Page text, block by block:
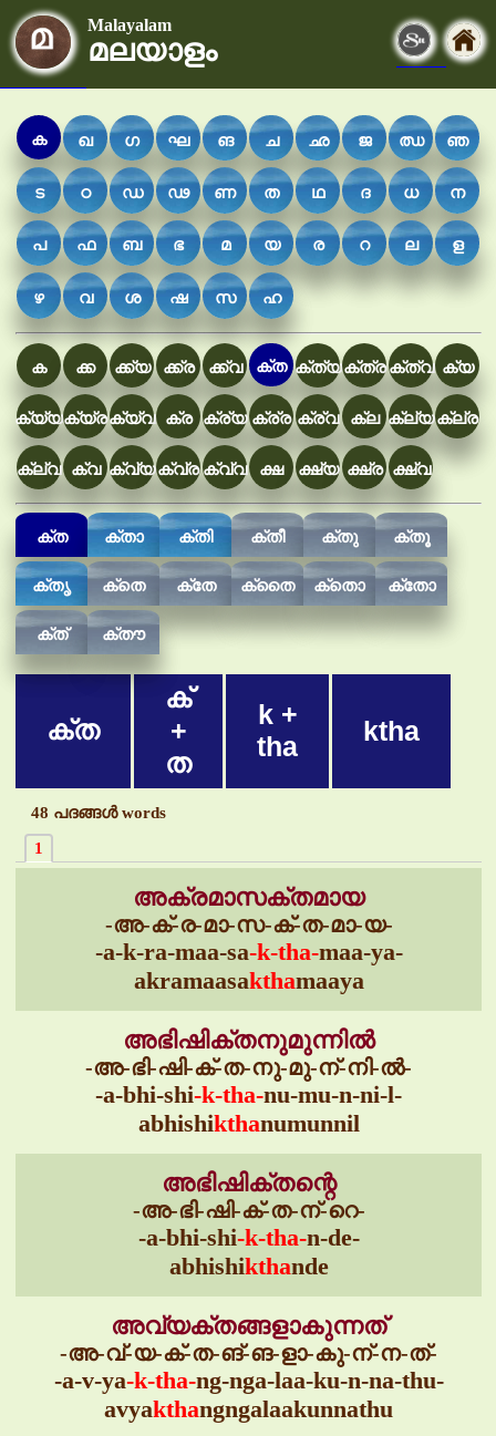
Malayalam
മലയാളം
ക ഖ ഗ ഘ ങ ച ഛ ജ ഝ ഞ
ട ഠ ഡ ഢ ണ ത ഥ ദ ധ ന
പ ഫ ബ ഭ മ യ ര റ ല ള
ഴ വ ശ ഷ സ ഹ
ക ക്ക ക്ക്യ ക്ക്ര ക്ക്വ ക്ത ക്ത്യക്ത്രക്ത്വ ക്യ
ക്യ്യക്യ്രക്യ്വ ക്ര ക്ര്യ ക്ര്ര ക്ര്വ ക്ല ക്ല്യക്ല്ര
ക്ല്വ ക്വ ക്വ്യക്വ്രക്വ്വ ക്ഷ ക്ഷ്യ ക്ഷ്ര ക്ഷ്വ
ക്ത ക്താ ക്തി ക്തീ ക്തു ക്തൂ
ക്തൃ ക്തെ ക്തേ ക്തൈ ക്തൊ ക്തോ
ക്ത് ക്തൗ
ക്ത
ക്
+
ത
k +
tha
ktha
48 പദങ്ങള്‍ words
1
അക്രമാസക്തമായ
-അ-ക്-ര-മാ-സ-ക്-ത-മാ-യ-
-a-k-ra-maa-sa-k-tha-maa-ya-
akramaasakthamaaya
അഭിഷിക്തനുമുന്നിൽ
-അ-ഭി-ഷി-ക്-ത-നു-മു-ന്-നി-ൽ-
-a-bhi-shi-k-tha-nu-mu-n-ni-l-
abhishikthanumunnil
അഭിഷിക്തന്റെ
-അ-ഭി-ഷി-ക്-ത-ന്-റെ-
-a-bhi-shi-k-tha-n-de-
abhishikthande
അവ്യക്തങ്ങളാകുന്നത്
-അ-വ്-യ-ക്-ത-ങ്-ങ-ളാ-കു-ന്-ന-ത്-
-a-v-ya-k-tha-ng-nga-laa-ku-n-na-thu-
avyakthangngalaakunnathu